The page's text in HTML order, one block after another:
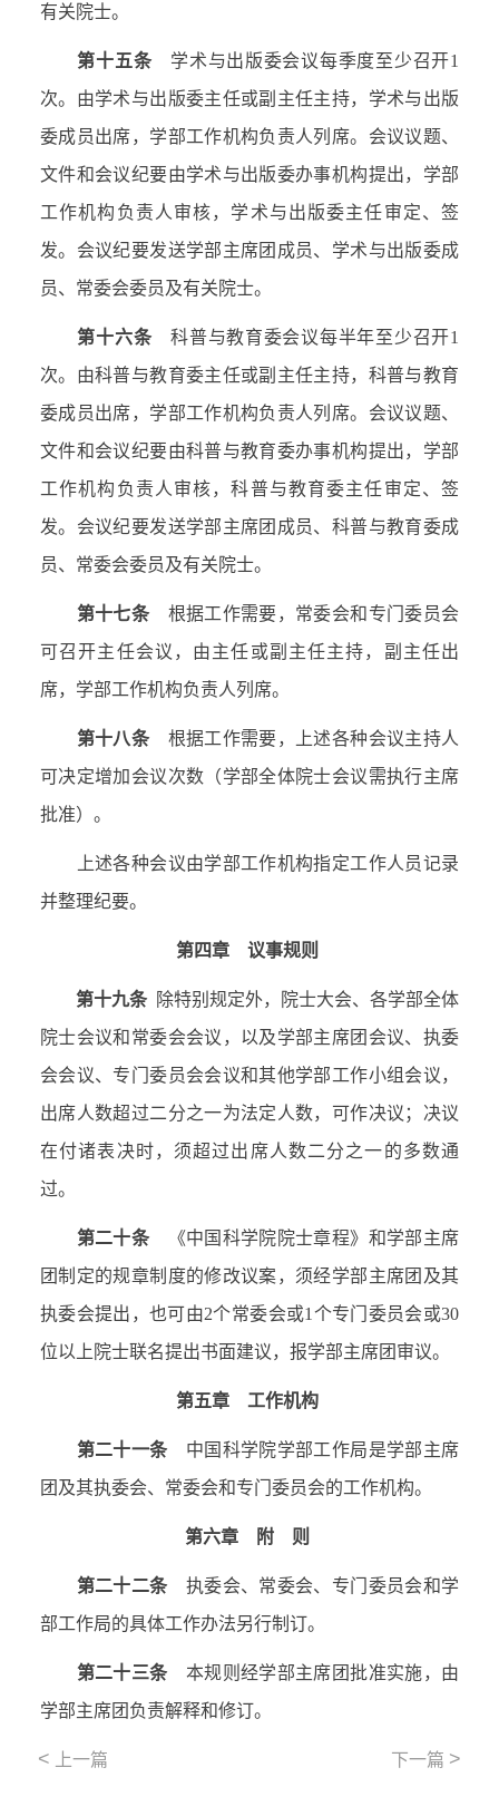
有关院士。
第十五条 学术与出版委会议每季度至少召开1
次。由学术与出版委主任或副主任主持，学术与出版
委成员出席，学部工作机构负责人列席。会议议题、
文件和会议纪要由学术与出版委办事机构提出，学部
工作机构负责人审核，学术与出版委主任审定、签
发。会议纪要发送学部主席团成员、学术与出版委成
员、常委会委员及有关院士。
第十六条科普与教育委会议每半年至少召开1
次。由科普与教育委主任或副主任主持，科普与教育
委成员出席，学部工作机构负责人列席。会议议题、
文件和会议纪要由科普与教育委办事机构提出，学部
工作机构负责人审核，科普与教育委主任审定、签
发。会议纪要发送学部主席团成员、科普与教育委成
员、常委会委员及有关院士。
第十七条
根据工作需要，常委会和专门委员会
可召开主任会议，由主任或副主任主持，副主任出
席，学部工作机构负责人列席。
第十八条
根据工作需要，上述各种会议主持人
可决定增加会议次数（学部全体院士会议需执行主席
批准）。
上述各种会议由学部工作机构指定工作人员记录
并整理纪要。
第四章 议事规则
第十九条 除特别规定外，院士大会、各学部全体
院士会议和常委会会议，以及学部主席团会议、执委
会会议、专门委员会会议和其他学部工作小组会议，
出席人数超过二分之一为法定人数，可作决议；决议
在付诸表决时，须超过出席人数二分之一的多数通
过。
第二十条
《中国科学院院士章程》和学部主席
团制定的规章制度的修改议案，须经学部主席团及其
执委会提出，也可由2个常委会或1 个专门委员会或30
位以上院士联名提出书面建议，报学部主席团审议。
第五章 工作机构
第二十一条
中国科学院学部工作局是学部主席
团及其执委会、常委会和专门委员会的工作机构。
第六章 附 则
第二十二条
执委会、常委会、专门委员会和学
部工作局的具体工作办法另行制订。
第二十三条
本规则经学部主席团批准实施，由
学部主席团负责解释和修订。
< 上一篇 下一篇 >